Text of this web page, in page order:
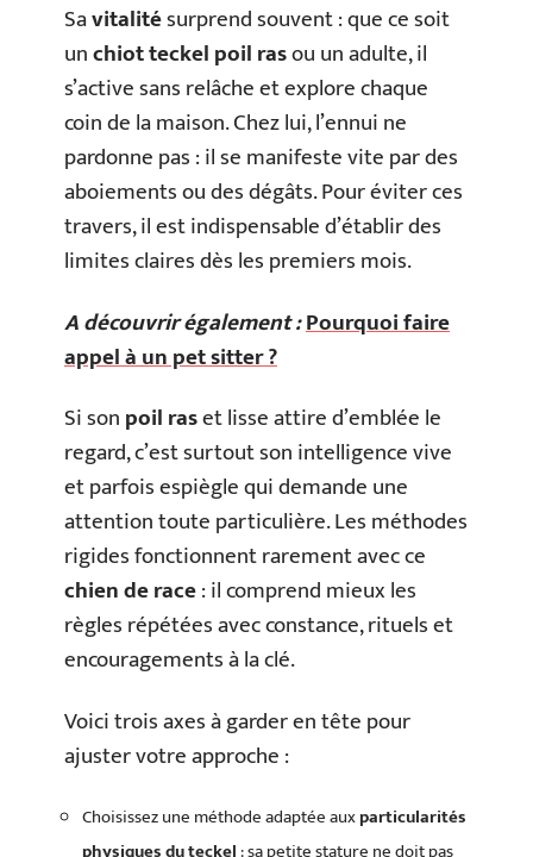
Savitalitésurprend souvent : que ce soit
unchiot teckel poil rasou un adulte, il
s’active sans relâche et explore chaque
coin de la maison. Chez lui, l’ennui ne
pardonne pas : il se manifeste vite par des
aboiements ou des dégâts. Pour éviter ces
travers, il est indispensable d’établir des
limites claires dès les premiers mois.
A découvrir également :Pourquoi faire
appel à un pet sitter ?
Si sonpoil raset lisse attire d’emblée le
regard, c’est surtout son intelligence vive
et parfois espiègle qui demande une
attention toute particulière. Les méthodes
rigides fonctionnent rarement avec ce
chien de race: il comprend mieux les
règles répétées avec constance, rituels et
encouragements à la clé.
Voici trois axes à garder en tête pour
ajuster votre approche :
Choisissez une méthode adaptée auxparticularités